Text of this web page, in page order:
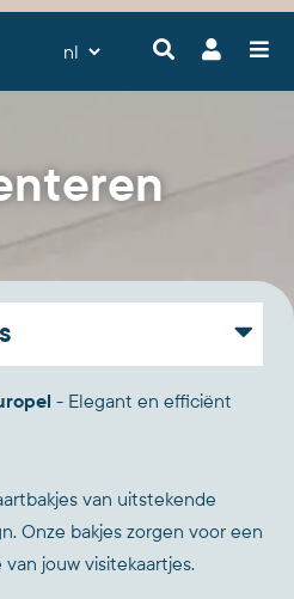
- Elegant en efficiënt
van uitstekende
Onze bakjes zorgen voor een
jouw visitekaartjes.